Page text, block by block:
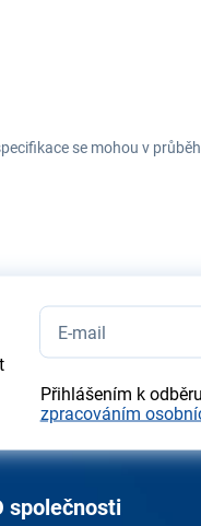
se mohou v
Přihlášením k
zpracováním
společnosti